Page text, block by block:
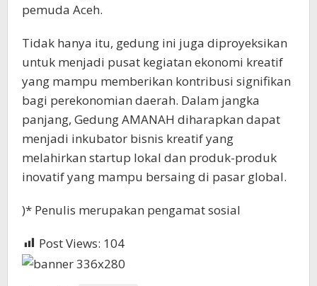
pemuda Aceh.
Tidak hanya itu, gedung ini juga diproyeksikan
untuk menjadi pusat kegiatan ekonomi kreatif
yang mampu memberikan kontribusi signifikan
bagi perekonomian daerah. Dalam jangka
panjang, Gedung AMANAH diharapkan dapat
menjadi inkubator bisnis kreatif yang
melahirkan startup lokal dan produk-produk
inovatif yang mampu bersaing di pasar global.
)* Penulis merupakan pengamat sosial
Post Views: 104